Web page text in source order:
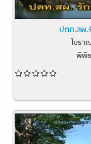
ปตท.สผ.
โบรา
พิพิ